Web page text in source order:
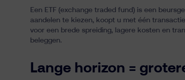
Een ETF (exchange traded fund) is een
aandelen te kiezen, koopt u met één
voor een brede spreiding, lagere kosten en
beleggen.
Lange horizon =